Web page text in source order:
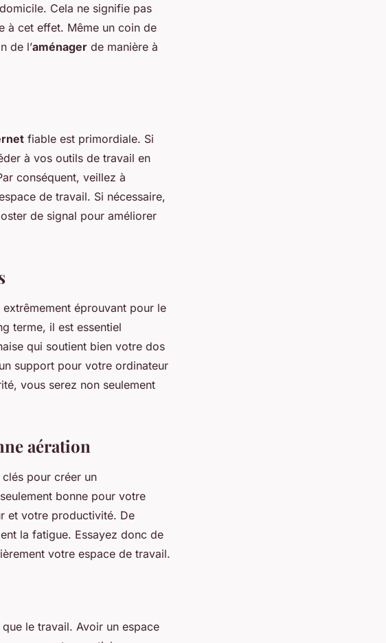
Cela ne signifie pas
à cet effet. Même un coin de
de l’aménager de manière à
fiable est primordiale. Si
à vos outils de travail en
conséquent, veillez à
de travail. Si nécessaire,
de signal pour améliorer
éprouvant pour le
terme, il est essentiel
qui soutient bien votre dos
support pour votre ordinateur
vous serez non seulement
aération
pour créer un
bonne pour votre
et votre productivité. De
la fatigue. Essayez donc de
votre espace de travail.
le travail. Avoir un espace